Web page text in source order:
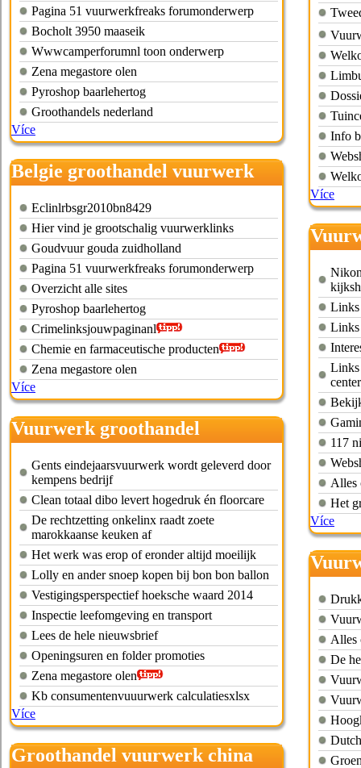
Pagina 51 vuurwerkfreaks forumonderwerp
Bocholt 3950 maaseik
Wwwcamperforumnl toon onderwerp
Zena megastore olen
Pyroshop baarlehertog
Groothandels nederland
Více
Belgie groothandel vuurwerk
Eclinlrbsgr2010bn8429
Hier vind je grootschalig vuurwerklinks
Goudvuur gouda zuidholland
Pagina 51 vuurwerkfreaks forumonderwerp
Overzicht alle sites
Pyroshop baarlehertog
Crimelinksjouwpaginanl
Chemie en farmaceutische producten
Zena megastore olen
Více
Vuurwerk groothandel
antwerpen
Gents eindejaarsvuurwerk wordt geleverd door
kempens bedrijf
Clean totaal dibo levert hogedruk én floorcare
De rechtzetting onkelinx raadt zoete
marokkaanse keuken af
Het werk was erop of eronder altijd moeilijk
Lolly en ander snoep kopen bij bon bon ballon
Vestigingsperspectief hoeksche waard 2014
Inspectie leefomgeving en transport
Lees de hele nieuwsbrief
Openingsuren en folder promoties
Zena megastore olen
Kb consumentenvuuurwerk calculatiesxlsx
Více
Groothandel vuurwerk china
Info
Více
Links
Links
Links
center
117
Alles
Het
Více
Alles
De